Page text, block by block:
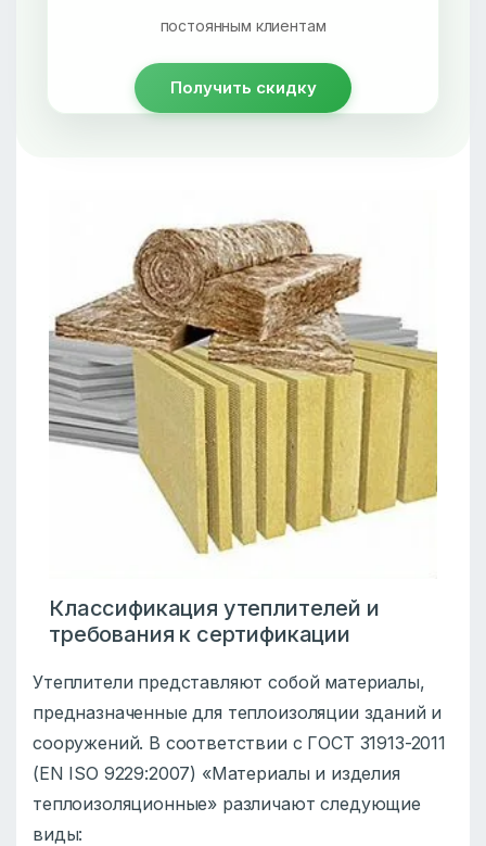
постоянным клиентам
Получить скидку
Классификация утеплителей и
требования к сертификации
Утеплители представляют собой материалы,
предназначенные для теплоизоляции зданий и
сооружений. В соответствии с ГОСТ 31913-2011
(EN ISO 9229:2007) «Материалы и изделия
теплоизоляционные» различают следующие
виды: